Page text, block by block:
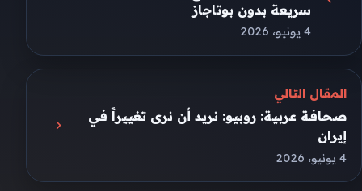
سريعة بدون بوتاجاز
4 يونيو، 2026
المقال التالي
صحافة عربية: روبيو: نريد أن نرى تغييراً في
إيران
4 يونيو، 2026